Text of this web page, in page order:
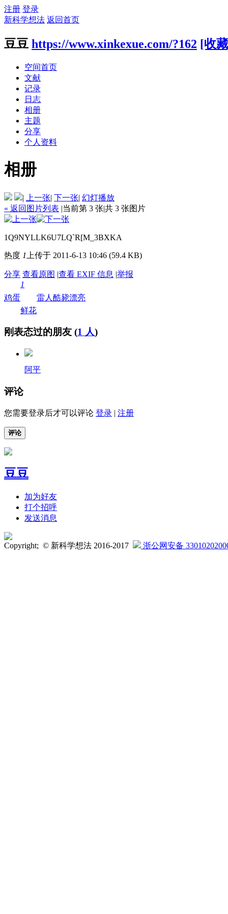
注册 登录
新科学想法 返回首页
豆豆 https://www.xinkexue.com/?162 [收
空间首页
文献
记录
日志
相册
主题
分享
个人资料
相册
| 上一张| 下一张| 幻灯播放
« 返回图片列表 |当前第 3 张|共 3 张图片
1Q9NYLLK6U7LQ`R[M_3BXKA
热度 1 上传于 2011-6-13 10:46 (59.4 KB)
分享 查看原图 |查看 EXIF 信息 |举报
鸡蛋
1
鲜花
雷人 酷毙漂亮
刚表态过的朋友 (1 人)
阿平
评论
您需要登录后才可以评论 登录 | 注册
评论
豆豆
加为好友
打个招呼
发送消息
Copyright; © 新科学想法 2016-2017 浙公网安备